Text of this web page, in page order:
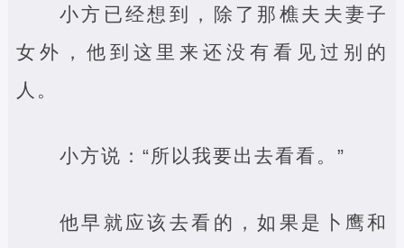
小方已经想到，除了那樵夫夫妻子
女外，他到这里来还没有看见过别的
人。
小方说：“所以我要出去看看。”
他早就应该去看的，如果是卜鹰和